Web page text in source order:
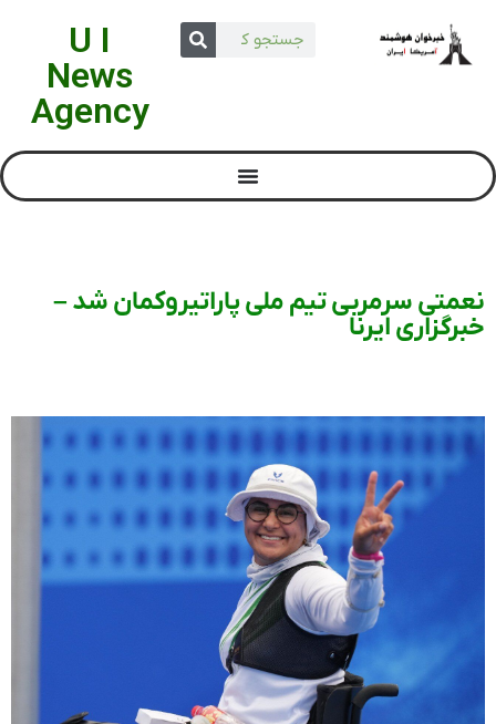
U I
News
Agency
نعمتی سرمربی تیم ملی پاراتیروکمان شد –
خبرگزاری ایرنا